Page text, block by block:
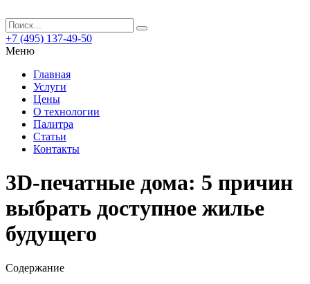
+7 (495) 137-49-50
Меню
Главная
Услуги
Цены
О технологии
Палитра
Статьи
Контакты
3D-печатные дома: 5 причин
выбрать доступное жилье
будущего
Содержание